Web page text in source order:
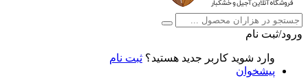
ورود/ثبت نام
وارد شوید کاربر جدید هستید؟ ثبت نام
پیشخوان